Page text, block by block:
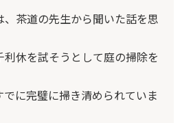
茶道の先生から聞いた話を思
休を試そうとして庭の掃除を
に完璧に掃き清められていま